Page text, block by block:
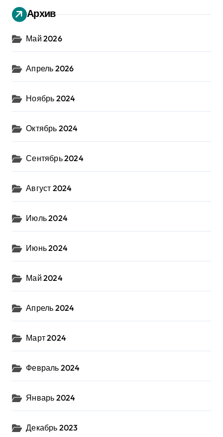
Архив
Май 2026
Апрель 2026
Ноябрь 2024
Октябрь 2024
Сентябрь 2024
Август 2024
Июль 2024
Июнь 2024
Май 2024
Апрель 2024
Март 2024
Февраль 2024
Январь 2024
Декабрь 2023